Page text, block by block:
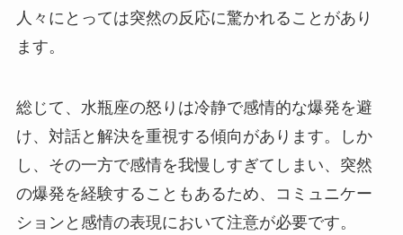
人々にとっては突然の反応に驚かれることがあり
ます。
総じて、水瓶座の怒りは冷静で感情的な爆発を避
け、対話と解決を重視する傾向があります。しか
し、その一方で感情を我慢しすぎてしまい、突然
の爆発を経験することもあるため、コミュニケー
ションと感情の表現において注意が必要です。